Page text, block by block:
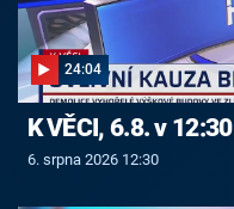
24:04
K VĚCI, 6.8. v 12:30
6. srpna 2026 12:30